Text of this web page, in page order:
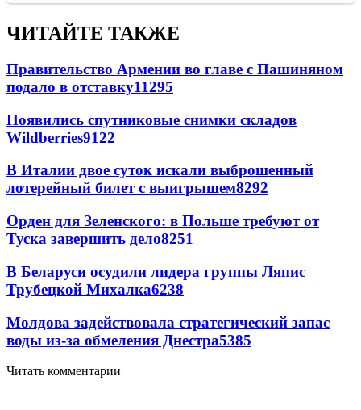
ЧИТАЙТЕ ТАКЖЕ
Правительство Армении во главе с Пашиняном
подало в отставку11295
Появились спутниковые снимки складов
Wildberries9122
В Италии двое суток искали выброшенный
лотерейный билет с выигрышем8292
Орден для Зеленского: в Польше требуют от
Туска завершить дело8251
В Беларуси осудили лидера группы Ляпис
Трубецкой Михалка6238
Молдова задействовала стратегический запас
воды из-за обмеления Днестра5385
Читать комментарии